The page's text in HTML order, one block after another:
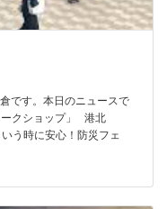
です。本日のニュースで
ークショップ」 港北
う時に安心！防災フェ